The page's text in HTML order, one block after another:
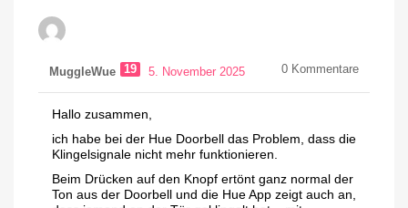
MuggleWue 19 5. November 2025 0 Kommentare
Hallo zusammen,
ich habe bei der Hue Doorbell das Problem, dass die
Klingelsignale nicht mehr funktionieren.
Beim Drücken auf den Knopf ertönt ganz normal der
Ton aus der Doorbell und die Hue App zeigt auch an,